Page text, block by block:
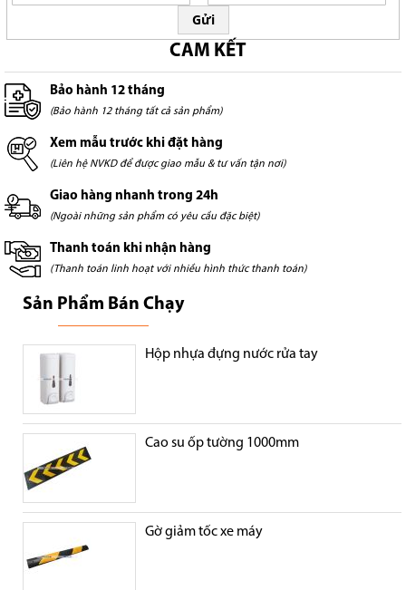
Gửi
CAM KẾT
Bảo hành 12 tháng
(Bảo hành 12 tháng tất cả sản phẩm)
Xem mẫu trước khi đặt hàng
(Liên hệ NVKD để được giao mẫu & tư vấn tận nơi)
Giao hàng nhanh trong 24h
(Ngoài những sản phẩm có yêu cầu đặc biệt)
Thanh toán khi nhận hàng
(Thanh toán linh hoạt với nhiều hình thức thanh toán)
Sản Phẩm Bán Chạy
Hộp nhựa đựng nước rửa tay
Cao su ốp tường 1000mm
Gờ giảm tốc xe máy